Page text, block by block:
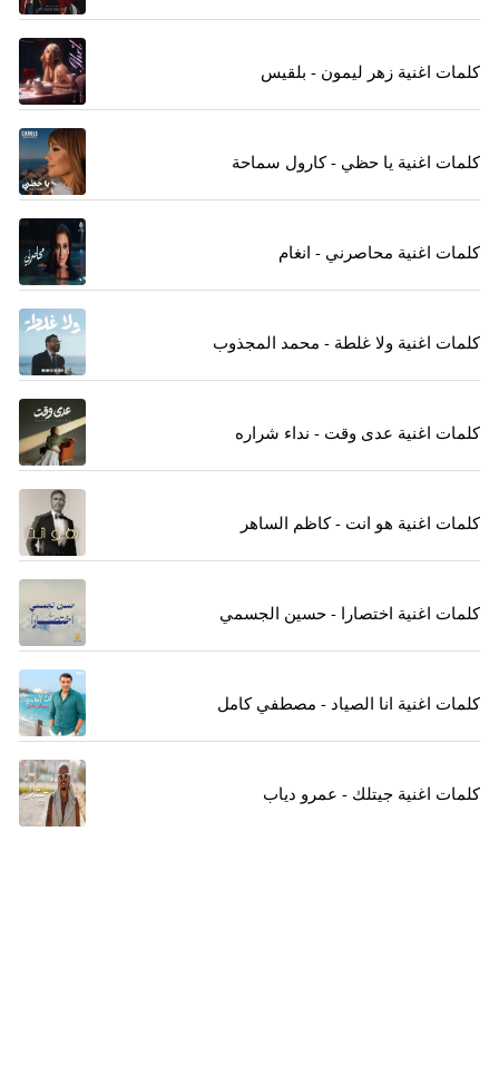
كلمات اغنية زهر ليمون - بلقيس
كلمات اغنية يا حظي - كارول سماحة
كلمات اغنية محاصرني - انغام
كلمات اغنية ولا غلطة - محمد المجذوب
كلمات اغنية عدى وقت - نداء شراره
كلمات اغنية هو انت - كاظم الساهر
كلمات اغنية اختصارا - حسين الجسمي
كلمات اغنية انا الصياد - مصطفي كامل
كلمات اغنية جيتلك - عمرو دياب